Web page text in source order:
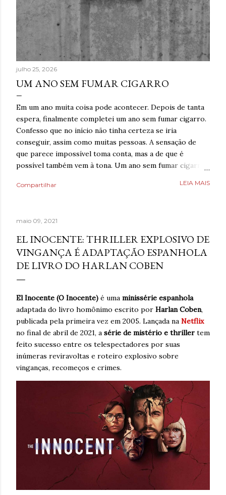
julho 25, 2026
UM ANO SEM FUMAR CIGARRO
Em um ano muita coisa pode acontecer. Depois de tanta
espera, finalmente completei um ano sem fumar cigarro.
Confesso que no início não tinha certeza se iria
conseguir, assim como muitas pessoas. A sensação de
que parece impossível toma conta, mas a de que é
possível também vem à tona. Um ano sem fumar cigarro.
estava mais interessado no quanto havia ganhado de
ansiedade. Estaria mentindo se dissesse que estava
completamente livre do risco de recaída, ninguém estava,
mas estava feliz pelo dia finalmente ter chegado. Então,
respirava com mais tranquilidade e mesmo nos dias de
ansiedade, aprendera que o cigarro não era a resposta.
Pelo contrário, que criava mais problemas. Um ano
acreditando em si mesmo e confiando no processo. Um
ano sem fumar cigarro. Um ano. *Ben Oliveira é escritor,
formado em jornalismo . Autor do...
Compartilhar LEIA MAIS
maio 09, 2021
EL INOCENTE: THRILLER EXPLOSIVO DE
VINGANÇA É ADAPTAÇÃO ESPANHOLA
DE LIVRO DO HARLAN COBEN
El Inocente (O Inocente) é uma minissérie espanhola
adaptada do livro homônimo escrito por Harlan Coben,
publicada pela primeira vez em 2005. Lançada na Netflix
no final de abril de 2021, a série de mistério e thriller tem
feito sucesso entre os telespectadores por suas
inúmeras reviravoltas e roteiro explosivo sobre
vinganças, recomeços e crimes.